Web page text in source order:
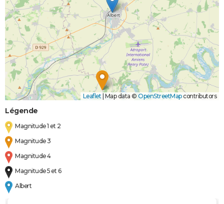
Leaflet Map data © OpenStreetMapcontributors
Légende
Magnitude 1 et 2
Magnitude 3
Magnitude 4
Magnitude 5 et 6
Albert